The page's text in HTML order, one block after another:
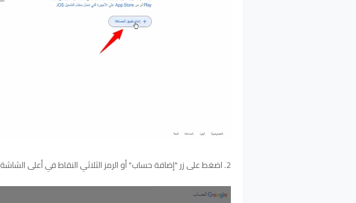
2. اضغط على زر "إضافة حساب" أو الرمز الثلاثي النقاط في أعلى الشاشة: